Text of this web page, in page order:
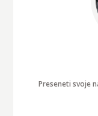
Preseneti svoje